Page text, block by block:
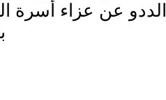
عن عزاء أسرة